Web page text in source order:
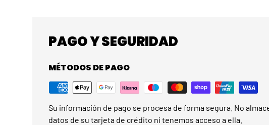
PAGO Y SEGURIDAD
MÉTODOS DE PAGO
Su información de pago se procesa de forma segura. No
datos de su tarjeta de crédito ni tenemos acceso a ella.